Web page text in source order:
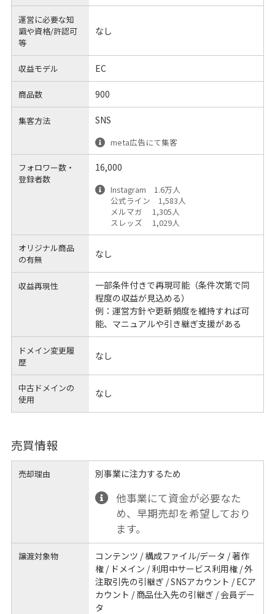
運営に必要な知
識や資格/許認可
等
なし
収益モデル EC
商品数 900
集客方法 SNS
meta広告にて集客
フォロワー数・
登録者数
16,000
Instagram 1.6万人
公式ライン 1,583人
メルマガ 1,305人
スレッズ 1,029人
オリジナル商品
の有無
なし
収益再現性
一部条件付きで再現可能（条件次第で同
程度の収益が見込める）
例：運営方針や更新頻度を維持すれば可
能、マニュアルや引き継ぎ支援がある
ドメイン変更履
歴
なし
中古ドメインの
使用
なし
売買情報
売却理由 別事業に注力するため
他事業にて資金が必要なた
め、早期売却を希望しており
ます。
譲渡対象物
コンテンツ / 構成ファイル/データ / 著作
権 / ドメイン / 利用中サービス利用権 / 外
注取引先の引継ぎ / SNSアカウント / ECア
カウント / 商品仕入先の引継ぎ / 会員デー
タ